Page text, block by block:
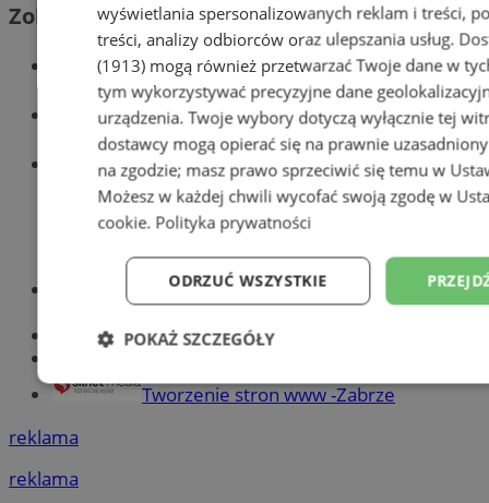
Zobacz również
Wiadomości kryminalne w Zabrzu
Wiadomości lokalne
Wiadomości sportowe
Optyk, okulista
Największy sklep z częściami online!
Tworzenie stron www -Zabrze
reklama
reklama
wyświetlania spersonalizowanych reklam i treści,
treści, analizy odbiorców oraz ulepszania usług.
(1913)mogą również przetwarzać Twoje dane w
tym wykorzystywać precyzyjne dane
urządzenia. Twoje wybory dotyczą wyłącznie tej
dostawcy mogą opierać się na prawnie
na zgodzie; masz prawo sprzeciwić się temu w
Możesz w każdej chwili wycofać swoją zgodę w
cookie. Polityka prywatności
ODRZUĆ WSZYSTKIE
POKAŻ SZCZEGÓŁY
Niezbędne Wydajność Targetowanie